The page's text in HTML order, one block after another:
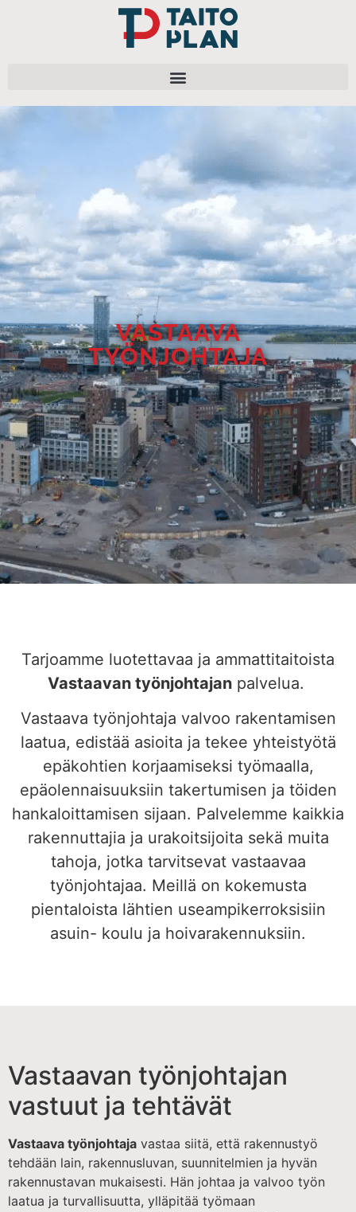
VASTAAVA
TYÖNJOHTAJA
Tarjoamme luotettavaa ja ammattitaitoista
Vastaavan työnjohtajanpalvelua.
Vastaava työnjohtaja valvoo rakentamisen
laatua, edistää asioita ja tekee yhteistyötä
epäkohtien korjaamiseksi työmaalla,
epäolennaisuuksiin takertumisen ja töiden
hankaloittamisen sijaan. Palvelemme kaikkia
rakennuttajia ja urakoitsijoita sekä muita
tahoja, jotka tarvitsevat vastaavaa
työnjohtajaa. Meillä on kokemusta
pientaloista lähtien useampikerroksisiin
asuin- koulu ja hoivarakennuksiin.
Vastaavan työnjohtajan
vastuut ja tehtävät
Vastaava työnjohtaja vastaa siitä, että rakennustyö
tehdään lain, rakennusluvan, suunnitelmien ja hyvän
rakennustavan mukaisesti. Hän johtaa ja valvoo työn
laatua ja turvallisuutta, ylläpitää työmaan